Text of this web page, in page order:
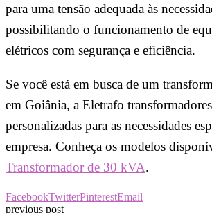
para uma tensão adequada às
possibilitando o funcionamento de
elétricos com segurança e eficiência.
Se você está em busca de um
em Goiânia, a Eletrafo
personalizadas para as necessidades
empresa. Conheça os modelos
Transformador de 30 kVA.
FacebookTwitterPinterestEmail
previous post